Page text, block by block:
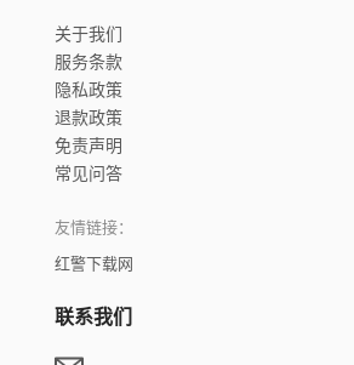
关于我们
服务条款
隐私政策
退款政策
免责声明
常见问答
友情链接：
红警下载网
联系我们